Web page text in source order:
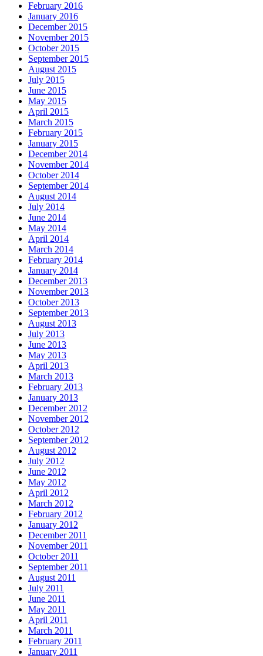
February 2016
January 2016
December 2015
November 2015
October 2015
September 2015
August 2015
July 2015
June 2015
May 2015
April 2015
March 2015
February 2015
January 2015
December 2014
November 2014
October 2014
September 2014
August 2014
July 2014
June 2014
May 2014
April 2014
March 2014
February 2014
January 2014
December 2013
November 2013
October 2013
September 2013
August 2013
July 2013
June 2013
May 2013
April 2013
March 2013
February 2013
January 2013
December 2012
November 2012
October 2012
September 2012
August 2012
July 2012
June 2012
May 2012
April 2012
March 2012
February 2012
January 2012
December 2011
November 2011
October 2011
September 2011
August 2011
July 2011
June 2011
May 2011
April 2011
March 2011
February 2011
January 2011